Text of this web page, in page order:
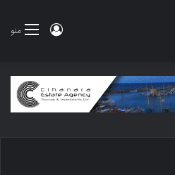
منو ورود